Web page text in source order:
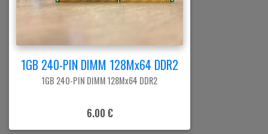
1GB 240-PIN DIMM 128Mx64 DDR2
1GB 240-PIN DIMM 128Mx64 DDR2
6.00 €